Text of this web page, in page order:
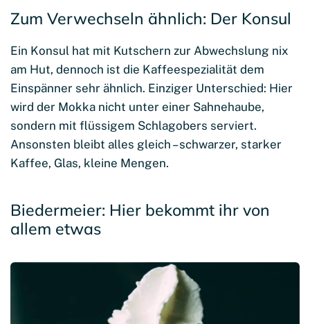
Zum Verwechseln ähnlich: Der Konsul
Ein Konsul hat mit Kutschern zur Abwechslung nix
am Hut, dennoch ist die Kaffeespezialität dem
Einspänner sehr ähnlich. Einziger Unterschied: Hier
wird der Mokka nicht unter einer Sahnehaube,
sondern mit flüssigem Schlagobers serviert.
Ansonsten bleibt alles gleich – schwarzer, starker
Kaffee, Glas, kleine Mengen.
Biedermeier: Hier bekommt ihr von
allem etwas